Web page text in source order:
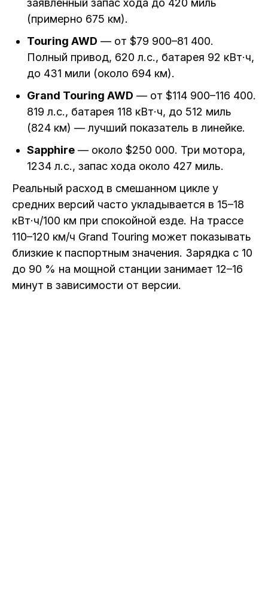
(примерно 675 км).
Touring AWD — от $79 900–81 400.
Полный привод, 620 л.с., батарея 92 кВт·ч,
до 431 мили (около 694 км).
Grand Touring AWD — от $114 900–116 400.
819 л.с., батарея 118 кВт·ч, до 512 миль
(824 км) — лучший показатель в линейке.
Sapphire — около $250 000. Три мотора,
1234 л.с., запас хода около 427 миль.
Реальный расход в смешанном цикле у
средних версий часто укладывается в 15–18
кВт·ч/100 км при спокойной езде. На трассе
110–120 км/ч Grand Touring может показывать
близкие к паспортным значения. Зарядка с 10
до 90 % на мощной станции занимает 12–16
минут в зависимости от версии.